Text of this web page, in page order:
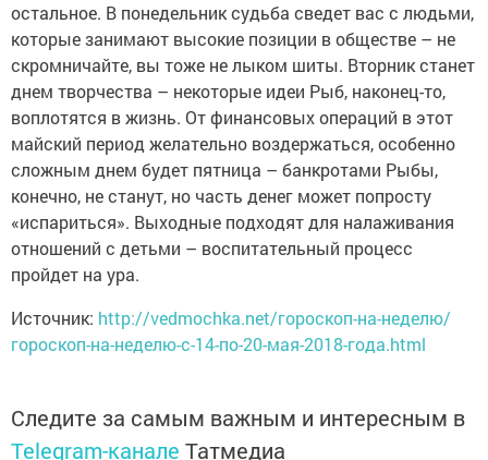
остальное. В понедельник судьба сведет вас с людьми,
которые занимают высокие позиции в обществе – не
скромничайте, вы тоже не лыком шиты. Вторник станет
днем творчества – некоторые идеи Рыб, наконец-то,
воплотятся в жизнь. От финансовых операций в этот
майский период желательно воздержаться, особенно
сложным днем будет пятница – банкротами Рыбы,
конечно, не станут, но часть денег может попросту
«испариться». Выходные подходят для налаживания
отношений с детьми – воспитательный процесс
пройдет на ура.
Источник: http://vedmochka.net/гороскоп-на-неделю/
гороскоп-на-неделю-с-14-по-20-мая-2018-года.html
Следите за самым важным и интересным в
Telegram-канале Татмедиа